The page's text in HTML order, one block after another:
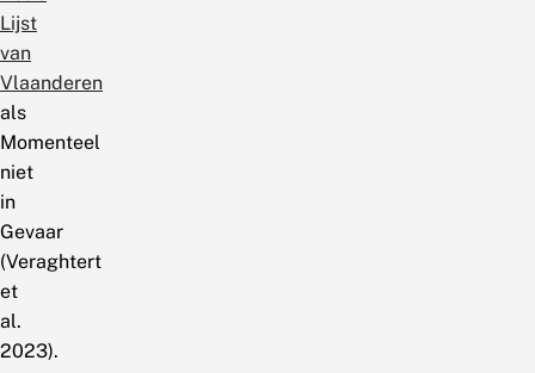
Lijst
van
Vlaanderen
als
Momenteel
niet
in
Gevaar
(Veraghtert
et
al.
2023).